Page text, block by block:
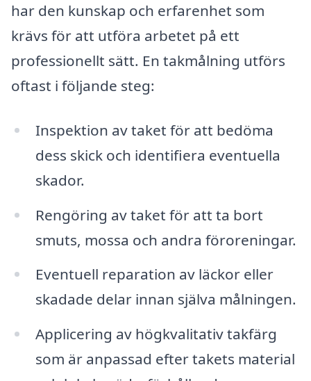
har den kunskap och erfarenhet som
krävs för att utföra arbetet på ett
professionellt sätt. En takmålning utförs
oftast i följande steg:
Inspektion av taket för att bedöma
dess skick och identifiera eventuella
skador.
Rengöring av taket för att ta bort
smuts, mossa och andra föroreningar.
Eventuell reparation av läckor eller
skadade delar innan själva målningen.
Applicering av högkvalitativ takfärg
som är anpassad efter takets material